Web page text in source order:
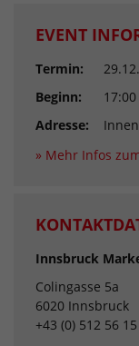
EVENT
Termin:
Beginn:
Adresse:
» Mehr Infos
Innsbruck
Colingasse 5a
6020 Innsbruck
+43 (0) 512 56